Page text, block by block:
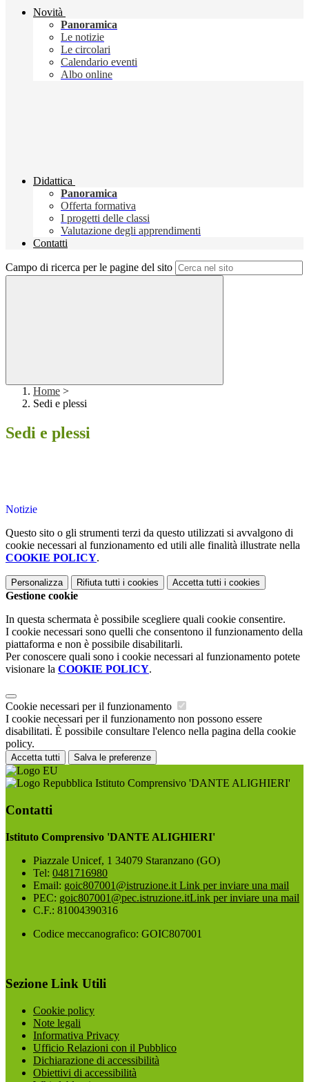
Novità
Panoramica
Le notizie
Le circolari
Calendario eventi
Albo online
Didattica
Panoramica
Offerta formativa
I progetti delle classi
Valutazione degli apprendimenti
Contatti
Campo di ricerca per le pagine del sito
Home >
Sedi e plessi
Sedi e plessi
Notizie
Questo sito o gli strumenti terzi da questo utilizzati si avvalgono di
cookie necessari al funzionamento ed utili alle finalità illustrate nella
COOKIE POLICY.
Personalizza Rifiuta tutti i cookies Accetta tutti i cookies
Gestione cookie
In questa schermata è possibile scegliere quali cookie consentire.
I cookie necessari sono quelli che consentono il funzionamento della
piattaforma e non è possibile disabilitarli.
Per conoscere quali sono i cookie necessari al funzionamento potete
visionare la COOKIE POLICY.
Cookie necessari per il funzionamento
I cookie necessari per il funzionamento non possono essere
disabilitati. È possibile consultare l'elenco nella pagina della cookie
policy.
Accetta tutti Salva le preferenze
Istituto Comprensivo 'DANTE ALIGHIERI'
Contatti
Istituto Comprensivo 'DANTE ALIGHIERI'
Piazzale Unicef, 1 34079 Staranzano (GO)
Tel: 0481716980
Email: goic807001@istruzione.it Link per inviare una mail
PEC: goic807001@pec.istruzione.itLink per inviare una mail
C.F.: 81004390316
Codice meccanografico: GOIC807001
Sezione Link Utili
Cookie policy
Note legali
Informativa Privacy
Ufficio Relazioni con il Pubblico
Dichiarazione di accessibilità
Obiettivi di accessibilità